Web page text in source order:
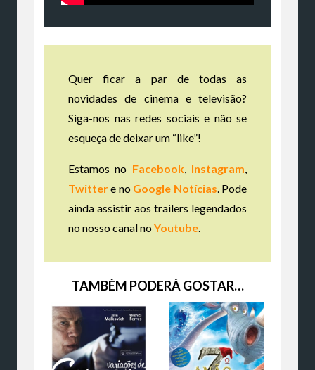
Quer ficar a par de todas as
novidades de cinema e televisão?
Siga-nos nas redes sociais e não se
esqueça de deixar um “like”!
Estamos no Facebook, Instagram
Twittere no Google Notícias . Pode
ainda assistir aos trailers legendados
no nosso canal noYoutube
TAMBÉM PODERÁ GOSTAR…